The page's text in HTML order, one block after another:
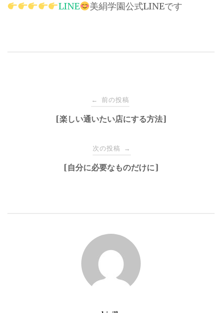
LINE 美絹学園公式LINEです
← 前の投稿
[楽しい通いたい店にする方法]
次の投稿 →
[自分に必要なものだけに]